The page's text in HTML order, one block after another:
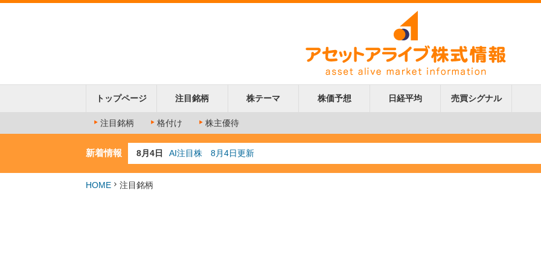
トップページ 注目銘柄 株テーマ 株価予想 日経平均 売買シグナル
注目銘柄 格付け 株主優待
新着情報 8月4日
AI注目株 8月4日更新
8月3日
人気業種注目株 8月3日更新
7月29日
HOME 注目銘柄